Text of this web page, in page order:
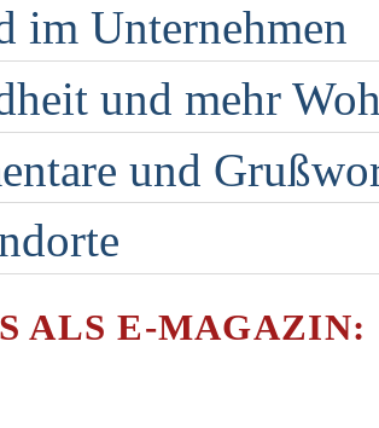
im Unternehmen
und mehr
und
ALS E-MAGAZIN: